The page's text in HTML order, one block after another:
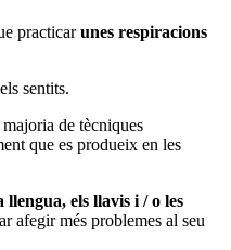
practicarunes respiracions
sentits.
de tècniques
que es produeix en les
els llavis i / o les
afegir més problemes al seu